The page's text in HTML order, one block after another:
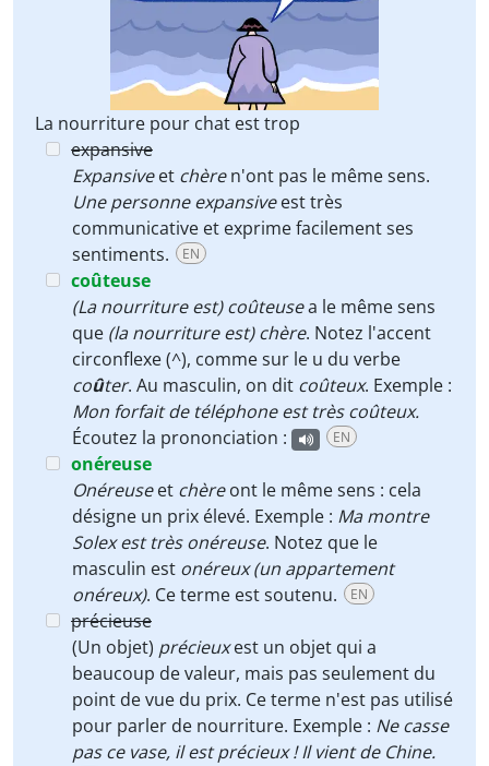
La nourriture pour chat est trop
expansive
Expansiveet chèren'ont pas le même sens.
Une personne expansiveest très
communicative et exprime facilement ses
sentiments.
EN
coûteuse
(La nourriture est) coûteusea le même sens
que (la nourriture est) chère. Notez l'accent
circonflexe (^), comme sur le u du verbe
coûter. Au masculin, on dit coûteux. Exemple :
Mon forfait de téléphone est très coûteux.
Écoutez la prononciation :
EN
onéreuse
Onéreuseet chèreont le même sens : cela
désigne un prix élevé. Exemple : Ma montre
Solex est très onéreuse. Notez que le
masculin est onéreux (un appartement
onéreux). Ce terme est soutenu. EN
précieuse
(Un objet) précieuxest un objet qui a
beaucoup de valeur, mais pas seulement du
point de vue du prix. Ce terme n'est pas utilisé
pour parler de nourriture. Exemple : Ne casse
pas ce vase, il est précieux ! Il vient de Chine.